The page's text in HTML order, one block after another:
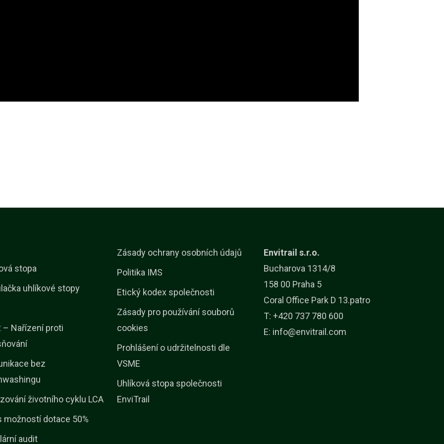
stopa
uhlíkové stopy
– Nařízení proti
bez
životního cyklu LCA
možností dotace 50%
audit
Zásady ochrany osobních údajů
Politika IMS
Etický kodex společnosti
Zásady pro používání souborů
cookies
Prohlášení o udržitelnosti dle
VSME
Uhlíková stopa společnosti
EnviTrail
Envitrail s.r.o.
Bucharova 1314/8
158 00 Praha 5
Coral Office Park D 13.patro
T: +420 737 780 600
E: info@envitrail.com